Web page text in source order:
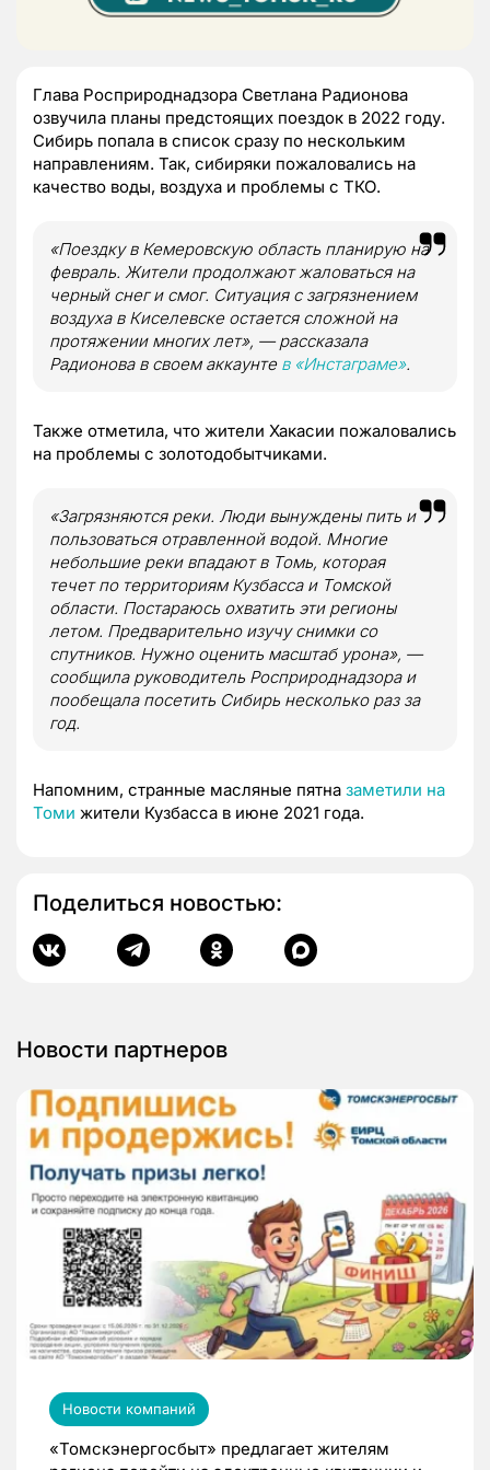
Глава Росприроднадзора Светлана Радионова
озвучила планы предстоящих поездок в 2022 году.
Сибирь попала в список сразу по нескольким
направлениям. Так, сибиряки пожаловались на
качество воды, воздуха и проблемы с ТКО.
«Поездку в Кемеровскую область планирую на
февраль. Жители продолжают жаловаться на
черный снег и смог. Ситуация с загрязнением
воздуха в Киселевске остается сложной на
протяжении многих лет», — рассказала
Радионова в своем аккаунте в «Инстаграме».
Также отметила, что жители Хакасии пожаловались
на проблемы с золотодобытчиками.
«Загрязняются реки. Люди вынуждены пить и
пользоваться отравленной водой. Многие
небольшие реки впадают в Томь, которая
течет по территориям Кузбасса и Томской
области. Постараюсь охватить эти регионы
летом. Предварительно изучу снимки со
спутников. Нужно оценить масштаб урона», —
сообщила руководитель Росприроднадзора и
пообещала посетить Сибирь несколько раз за
год.
Напомним, странные масляные пятна заметили на
Томи жители Кузбасса в июне 2021 года.
Поделиться новостью:
Новости партнеров
Новости компаний
«Томскэнергосбыт» предлагает жителям